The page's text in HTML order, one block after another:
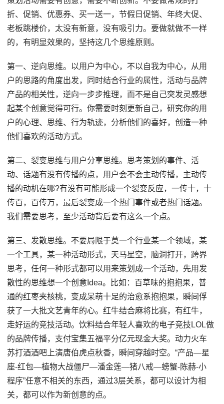
折、促销、优惠券、买一送一，节假日促销、年终大促、
老板跳楼价，太没有新意，没有吸引力。要做就做不一样
的，有明显效果的，坚持这几个思维原则。
第一、逆向思维。以用户为中心，不以自我为中心，从用
户的思路的角度出发，同时结合行业的属性，活动与品牌
产品的相关性，逆向一步步推理，而不是自己突发灵感想
起某个创意觉得可行。你需要时刻更新自己，研究你的用
户的心理、思维、行为轨迹，分析他们的喜好，创造一种
他们喜欢的活动方式。
第二、裂变思维与用户分享思维。思考策划的事件、活
动、话题有没有传播的点，用户会不会主动传播，主动传
播的动机在哪?有没有可能形成一个裂变反应，一传十，十
传百，百传万，最后裂变成一个热门事件或者热门话题。
我们需要思考，至少活动背后要有这么一个点。
第三、发散思维。不要局限于莫一个行业某一个领域，某
一个工具，某一种活动形式，天马星空，脑洞打开，跨界
思考，任何一种形式都可以用来策划成一个活动，先用发
散性的思维想一个创意Idea。比如：百草味的抱抱果，普
通的红枣夹核桃，变成呆萌十足的治愈系抱抱果，瞬间俘
获了一大批文艺青年的心。红牛结合麻将比赛，有红牛，
走好运的竞技活动。饮料结合年轻人喜欢的电子竞技LOL做
的品牌传播，支付宝集五福平分亿元现金大奖。动力火车
苏打酒酒吧上演唐伯虎点秋香，瞬间穿越时空。“产品—星
座-红包—植物大战僵尸—潘金莲—猪八戒—螃蟹-陈赫-小
程序”任意不相关的东西，通过3层关系，都可以设计为相
关，都可以作为新创意的点。